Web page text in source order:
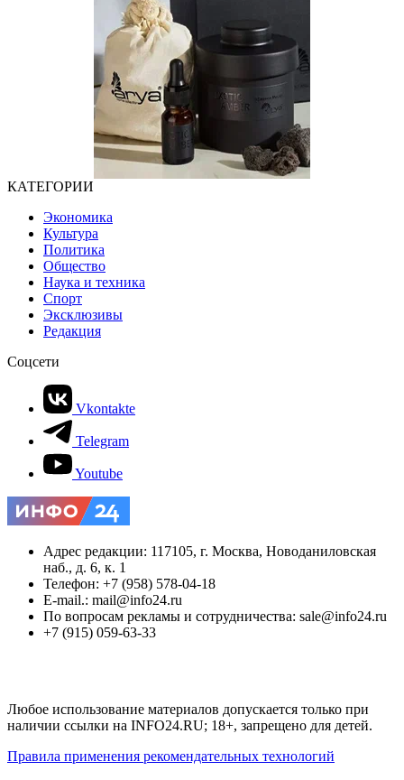
КАТЕГОРИИ
Экономика
Культура
Политика
Общество
Наука и техника
Спорт
Эксклюзивы
Редакция
Соцсети
Vkontakte
Telegram
Youtube
Адрес редакции: 117105, г. Москва, Новоданиловская
наб., д. 6, к. 1
Телефон: +7 (958) 578-04-18
E-mail.: mail@info24.ru
По вопросам рекламы и сотрудничества: sale@info24.ru
+7 (915) 059-63-33
Любое использование материалов допускается только при
наличии ссылки на INFO24.RU; 18+, запрещено для детей.
Правила применения рекомендательных технологий